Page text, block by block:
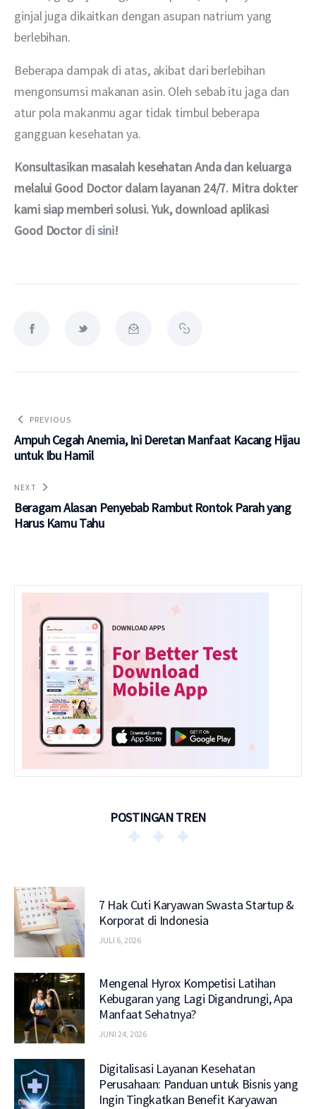
ginjal juga dikaitkan dengan asupan natrium yang
berlebihan.
Beberapa dampak di atas, akibat dari berlebihan
mengonsumsi makanan asin. Oleh sebab itu jaga dan
atur pola makanmu agar tidak timbul beberapa
gangguan kesehatan ya.
Konsultasikan masalah kesehatan Anda dan keluarga
melalui Good Doctor dalam layanan 24/7. Mitra dokter
kami siap memberi solusi. Yuk, download aplikasi
Good Doctor di sini!
PREVIOUS
Ampuh Cegah Anemia, Ini Deretan Manfaat Kacang Hijau
untuk Ibu Hamil
NEXT
Beragam Alasan Penyebab Rambut Rontok Parah yang
Harus Kamu Tahu
POSTINGAN TREN
7 Hak Cuti Karyawan Swasta Startup &
Korporat di Indonesia
JULI 6, 2026
Mengenal Hyrox Kompetisi Latihan
Kebugaran yang Lagi Digandrungi, Apa
Manfaat Sehatnya?
JUNI 24, 2026
Digitalisasi Layanan Kesehatan
Perusahaan: Panduan untuk Bisnis yang
Ingin Tingkatkan Benefit Karyawan